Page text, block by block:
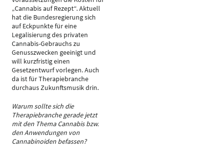
„Cannabis auf Rezept“. Aktuell
hat die Bundesregierung sich
auf Eckpunkte für eine
Legalisierung des privaten
Cannabis-Gebrauchs zu
Genusszwecken geeinigt und
will kurzfristig einen
Gesetzentwurf vorlegen. Auch
da ist für Therapiebranche
durchaus Zukunftsmusik drin.
Warum sollte sich die
Therapiebranche gerade jetzt
mit den Thema Cannabis bzw.
den Anwendungen von
Cannabinoiden befassen?